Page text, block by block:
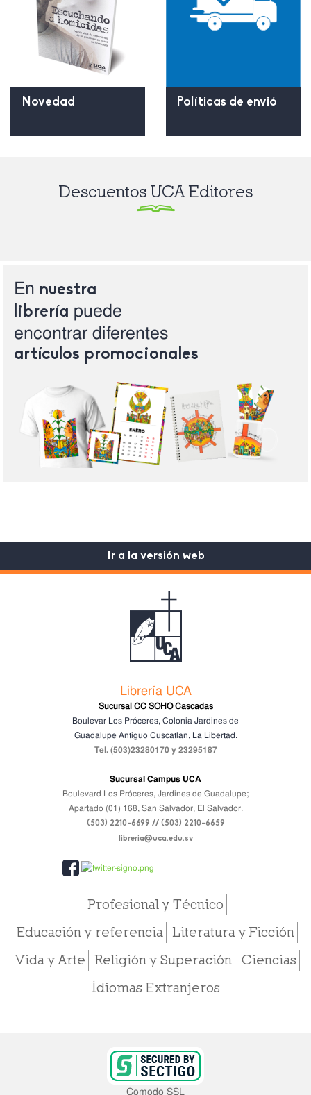
Novedad Políticas de envió
Descuentos UCA Editores
En nuestra
librería puede
encontrar diferentes
artículos promocionales
Ir a la versión web
Librería UCA
Sucursal CC SOHO Cascadas
Boulevar Los Próceres, Colonia Jardines de
GuadalupeAntiguo Cuscatlan, La Libertad.
Tel. (503)23280170 y 23295187
Sucursal Campus UCA
Boulevard Los Próceres, Jardines de Guadalupe;
Apartado (01) 168, San Salvador, El Salvador.
(503) 2210-6699 // (503) 2210-6659
libreria@uca.edu.sv
Profesional y Técnico
Educación y referencia
Literatura y Ficción
Vida y Arte
Religión y Superación
Ciencias
Idiomas Extranjeros
Comodo SSL